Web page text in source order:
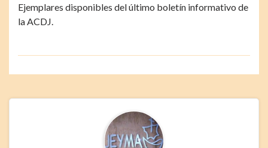
Ejemplares disponibles del último boletín informativo de
la ACDJ.